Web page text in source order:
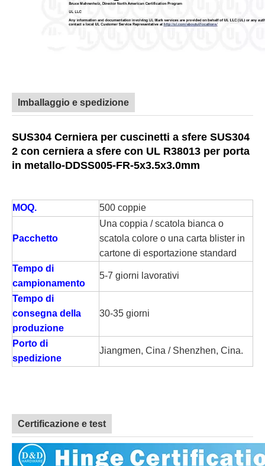
Imballaggio e spedizione
SUS304 Cerniera per cuscinetti a sfere SUS304
2 con cerniera a sfere con UL R38013 per porta
in metallo-DDSS005-FR-5x3.5x3.0mm
MOQ. 500 coppie
Pacchetto
Una coppia / scatola bianca o
scatola colore o una carta blister in
cartone di esportazione standard
Tempo di
campionamento
5-7 giorni lavorativi
Tempo di
consegna della
produzione
30-35 giorni
Porto di
spedizione
Jiangmen, Cina / Shenzhen, Cina.
Certificazione e test